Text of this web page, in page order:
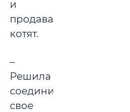
и
продавать
котят.
–
Решила
соединить
свое